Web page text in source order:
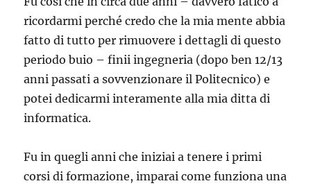
ricordarmi perché credo che la mia mente abbia
fatto di tutto per rimuovere i dettagli di questo
periodo buio – finii ingegneria (dopo ben 12/13
anni passati a sovvenzionare il Politecnico) e
potei dedicarmi interamente alla mia ditta di
informatica.
Fu in quegli anni che iniziai a tenere i primi
corsi di formazione, imparai come funziona una